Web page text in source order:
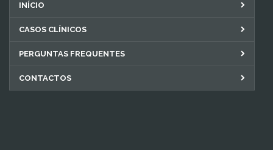
INÍCIO
CASOS CLÍNICOS
PERGUNTAS FREQUENTES
CONTACTOS